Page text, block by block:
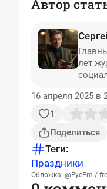
Автор
лет
16 апреля 2025 в
1
Поделиться
Теги:
Праздники
Обложка: @EyeEm /